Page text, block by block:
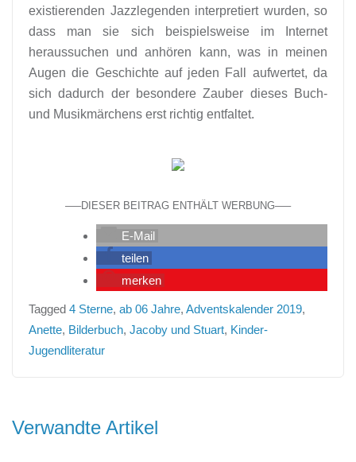
existierenden Jazzlegenden interpretiert wurden, so
dass man sie sich beispielsweise im Internet
heraussuchen und anhören kann, was in meinen
Augen die Geschichte auf jeden Fall aufwertet, da
sich dadurch der besondere Zauber dieses Buch-
und Musikmärchens erst richtig entfaltet.
—–DIESER BEITRAG ENTHÄLT WERBUNG—–
E-Mail
teilen
merken
Tagged 4 Sterne, ab 06 Jahre, Adventskalender 2019,
Anette, Bilderbuch, Jacoby und Stuart, Kinder-
Jugendliteratur
Verwandte Artikel
Beitragsnavigation